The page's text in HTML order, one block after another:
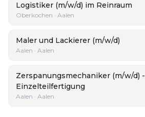
Logistiker (m/w/d) im Reinraum
Oberkochen · Aalen
Maler und Lackierer (m/w/d)
Aalen · Aalen
Zerspanungsmechaniker (m/w/d) -
Einzelteilfertigung
Aalen · Aalen